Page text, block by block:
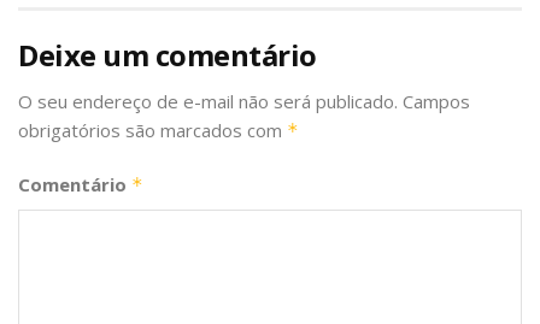
Deixe um comentário
O seu endereço de e-mail não será publicado. Campos
obrigatórios são marcados com *
Comentário *